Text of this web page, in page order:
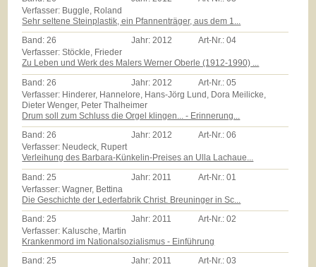
Verfasser: Buggle, Roland
Sehr seltene Steinplastik, ein Pfannenträger, aus dem 1...
Band:26 Jahr:2012 Art-Nr.:04
Verfasser: Stöckle, Frieder
Zu Leben und Werk des Malers Werner Oberle (1912-1990) ...
Band: 26 Jahr: 2012 Art-Nr.:05
Verfasser: Hinderer, Hannelore, Hans-Jörg Lund, Dora Meilicke,
Dieter Wenger, Peter Thalheimer
Drum soll zum Schluss die Orgel klingen... - Erinnerung...
Band:26 Jahr:2012 Art-Nr.:06
Verfasser: Neudeck, Rupert
Verleihung des Barbara-Künkelin-Preises an Ulla Lachaue...
Band: 25 Jahr: 2011 Art-Nr.:01
Verfasser: Wagner, Bettina
Die Geschichte der Lederfabrik Christ. Breuninger in Sc...
Band:25 Jahr:2011 Art-Nr.:02
Verfasser: Kalusche, Martin
Krankenmord im Nationalsozialismus - Einführung
Band:25 Jahr:2011 Art-Nr.:03